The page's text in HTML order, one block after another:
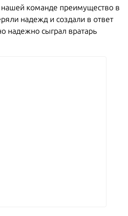
команде преимущество в
надежд и создали в ответ
надежно сыграл вратарь